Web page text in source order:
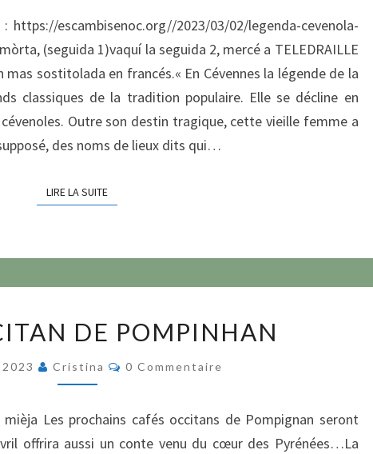
https://escambisenoc.org//2023/03/02/legenda-cevenola-
(seguida 1)vaquí la seguida 2, mercé a TELEDRAILLE
sostitolada en francés.« En Cévennes la légende de la
classiques de la tradition populaire. Elle se décline en
Outre son destin tragique, cette vieille femme a
des noms de lieux dits qui…
LIRE LA SUITELIRE LA SUITE
OCCITAN
DE
POMPINHAN
DE POMPINHAN
2023 Cristina Commentaires
0 Commentaire
Les prochains cafés occitans de Pompignan seront
offrira aussi un conte venu du cœur des Pyrénées…La